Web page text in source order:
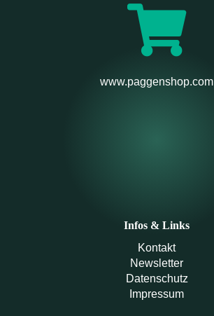
www.paggenshop.com
Infos & Links
Kontakt
Newsletter
Datenschutz
Impressum